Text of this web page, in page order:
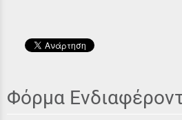
Φόρμα